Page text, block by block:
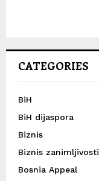
CATEGORIES
BiH
BiH dijaspora
Biznis
Biznis zanimljivosti
Bosnia Appeal